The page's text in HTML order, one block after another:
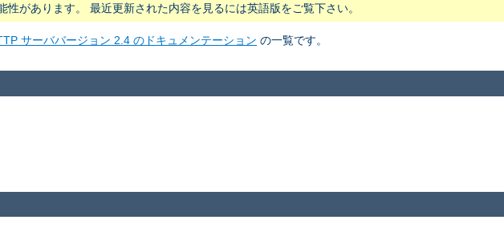
があります。 最近更新された内容を見るには英語版をご覧下さい。
サーババージョン 2.4 のドキュメンテーション の一覧です。